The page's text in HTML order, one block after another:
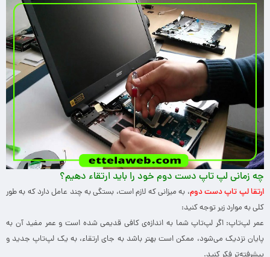
چه زمانی لپ تاپ دست دوم خود را باید ارتقاء دهیم؟
ارتقا لپ تاپ دست دوم، به میزانی که لازم است، بستگی به چند عامل دارد که به طور
کلی به موارد زیر توجه کنید:
عمر لپ‌تاپ: اگر لپ‌تاپ شما به اندازه‌ی کافی قدیمی شده است و عمر مفید آن به
پایان نزدیک می‌شود، ممکن است بهتر باشد به جای ارتقاء، به یک لپ‌تاپ جدید و
پیشرفته‌تر فکر کنید.